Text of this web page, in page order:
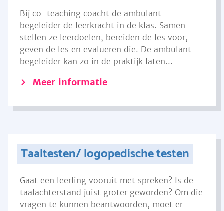
Bij co-teaching coacht de ambulant
begeleider de leerkracht in de klas. Samen
stellen ze leerdoelen, bereiden de les voor,
geven de les en evalueren die. De ambulant
begeleider kan zo in de praktijk laten...
Meer informatie
Taaltesten/ logopedische testen
Gaat een leerling vooruit met spreken? Is de
taalachterstand juist groter geworden? Om die
vragen te kunnen beantwoorden, moet er